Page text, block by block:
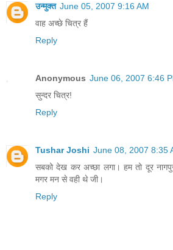
उन्मुक्त June 05, 2007 9:16 AM
वाह अच्छे चित्र हैं
Reply
Anonymous June 06, 2007 6:46
सुन्दर चित्र!
Reply
Tushar Joshi June 08, 2007 8:35
सबको देख कर अच्छा लगा। हम तो दूर
मगर मन से वही थे जी।
Reply